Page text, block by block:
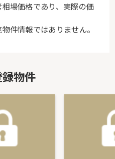
場価格であり、実際の価
件情報ではありません。
物件